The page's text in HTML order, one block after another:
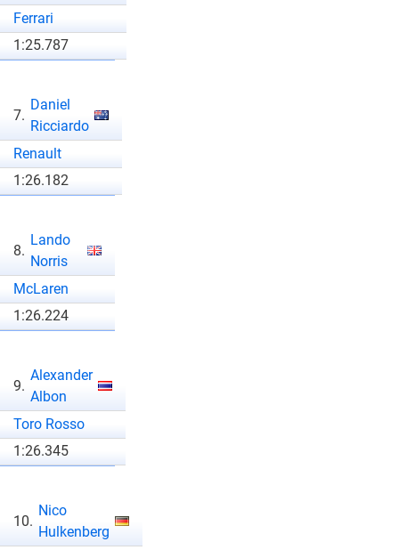
Ferrari
1:25.787
7.
Daniel
Ricciardo
Renault
1:26.182
8.
Lando
Norris
McLaren
1:26.224
9.
Alexander
Albon
Toro Rosso
1:26.345
10.
Nico
Hulkenberg